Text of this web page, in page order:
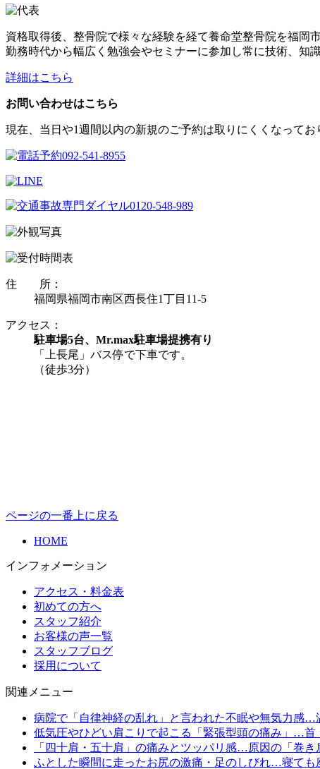
資格取得後、整骨院で様々な経験を経て養命堂整骨院を福岡市
勤務時代から幅広く勉強会やセミナーに参加し常に技術、知
詳細はこちら
お問い合わせはこちら
現在、当日や1週間以内の新規のご予約は取りにくくなって
住 所：
福岡県福岡市南区西長住1丁目11-5
アクセス：
駐車場5台、Mr.max駐車場提携有り
「上長尾」バス停で下車です。
（徒歩3分）
ページの一番上に戻る
HOME
インフォメーション
アクセス・料金表
初めての方へ
スタッフ紹介
お客様の声一覧
スタッフブログ
採用について
関連メニュー
病院で「自律神経の乱れ」と言われた不眠や無気力感…
低気圧やひどい肩こりで起こる「緊張型頭の痛み」…首
「四十肩・五十肩」の痛みとツッパリ感…原因の「巻き
ふとした瞬間に走ったお尻の激痛・足のしびれ…寝て